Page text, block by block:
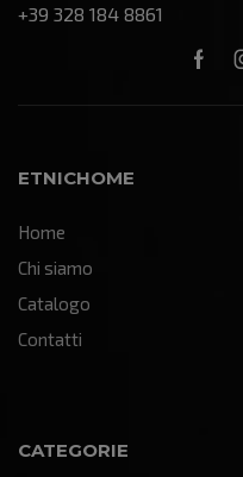
+39 328 184 8861
ETNICHOME
Home
Chi siamo
Catalogo
Contatti
CATEGORIE